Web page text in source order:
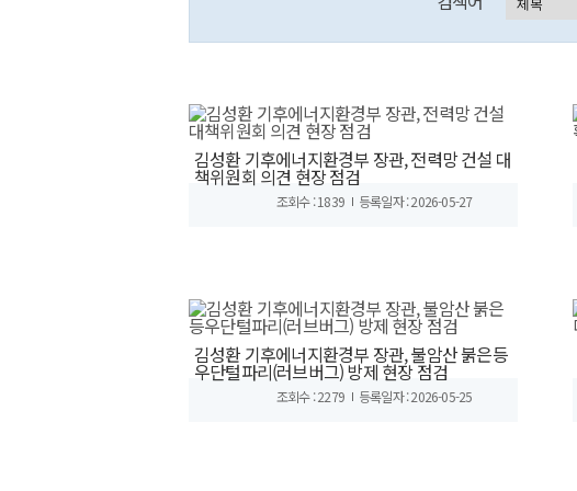
김성환 기후에너지환경부 장관, 전력망 건설 대
책위원회 의견 현장 점검
조회수 : 1839 등록일자 : 2026-05-27
김성환 기후에너지환경부 장관, 불암산 붉은등
우단털파리(러브버그) 방제 현장 점검
조회수 : 2279 등록일자 : 2026-05-25